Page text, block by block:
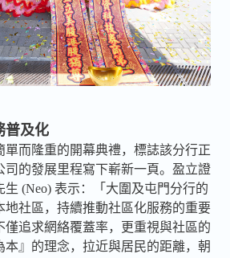
普及化
單而隆重的開幕典禮，標誌該分行正
司的發展里程寫下嶄新一頁。盈立證
(Neo) 表示：「大圍及屯門分行的
地社區，持續推動社區化服務的重要
僅追求網絡覆蓋率，更重視與社區的
本』的理念，拉近與居民的距離，朝